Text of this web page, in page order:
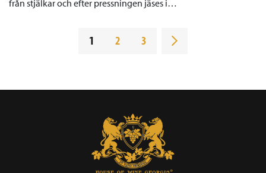
från stjälkar och efter pressningen jäses i…
1 2 3